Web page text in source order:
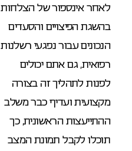
לאחר אינספור של הצלחות
בהשגת הפיצויים והסעדים
הנכונים עבור נפגעי רשלנות
רפואית, גם אתם יכולים
לפנות לתהליך זה בצורה
מקצועית ועדיף כבר משלב
ההתייעצות הראשונית, כך
תוכלו לקבל תמונת המצב